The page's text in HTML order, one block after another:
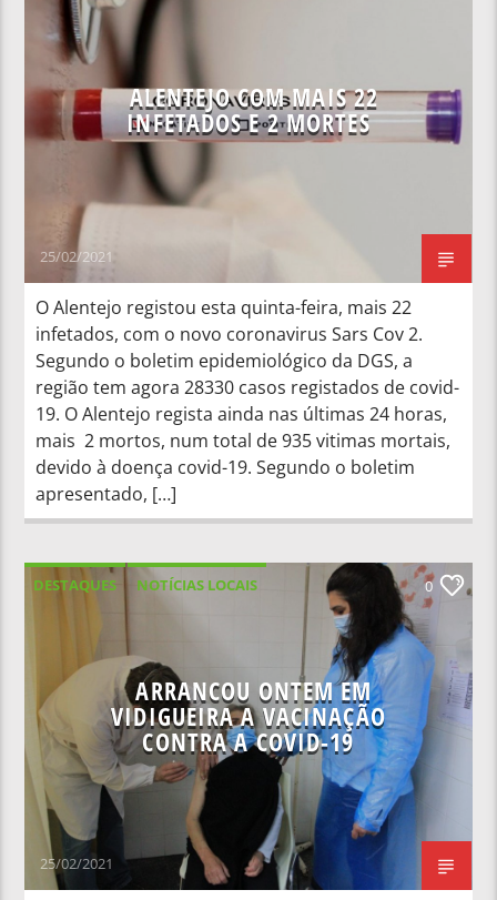
NOTÍCIAS NACIONAIS
ALENTEJO COM MAIS 22
INFETADOS E 2 MORTES
25/02/2021
O Alentejo registou esta quinta-feira, mais 22
infetados, com o novo coronavirus Sars Cov 2.
Segundo o boletim epidemiológico da DGS, a
região tem agora 28330 casos registados de covid-
19. O Alentejo regista ainda nas últimas 24 horas,
mais 2 mortos, num total de 935 vitimas mortais,
devido à doença covid-19. Segundo o boletim
apresentado, […]
DESTAQUES
NOTÍCIAS LOCAIS
0
ARRANCOU ONTEM EM
VIDIGUEIRA A VACINAÇÃO
CONTRA A COVID-19
25/02/2021